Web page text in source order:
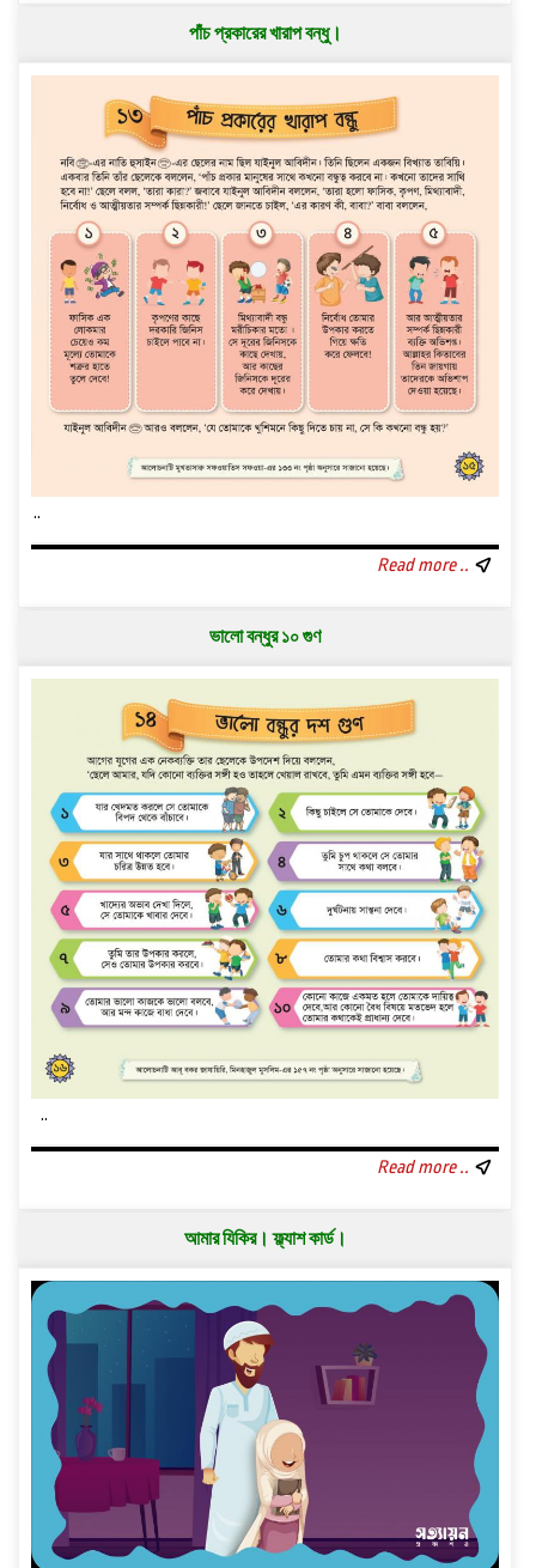
পাঁচ প্রকারের খারাপ বন্ধু।
..
Read more ..
ভালো বন্ধুর ১০ গুণ
..
Read more ..
আমার ‍যিকির। ফ্ল্যাশ কার্ড।